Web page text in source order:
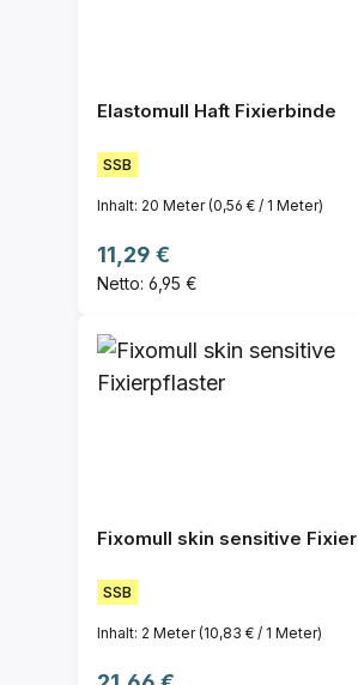
Elastomull Haft Fixierbinde
SSB
Inhalt: 20 Meter(0,56 € / 1 Meter)
Regulärer Preis:
11,29 €
Netto: 6,95 €
Fixomull skin sensitive
SSB
Inhalt: 2 Meter(10,83 € / 1 Meter)